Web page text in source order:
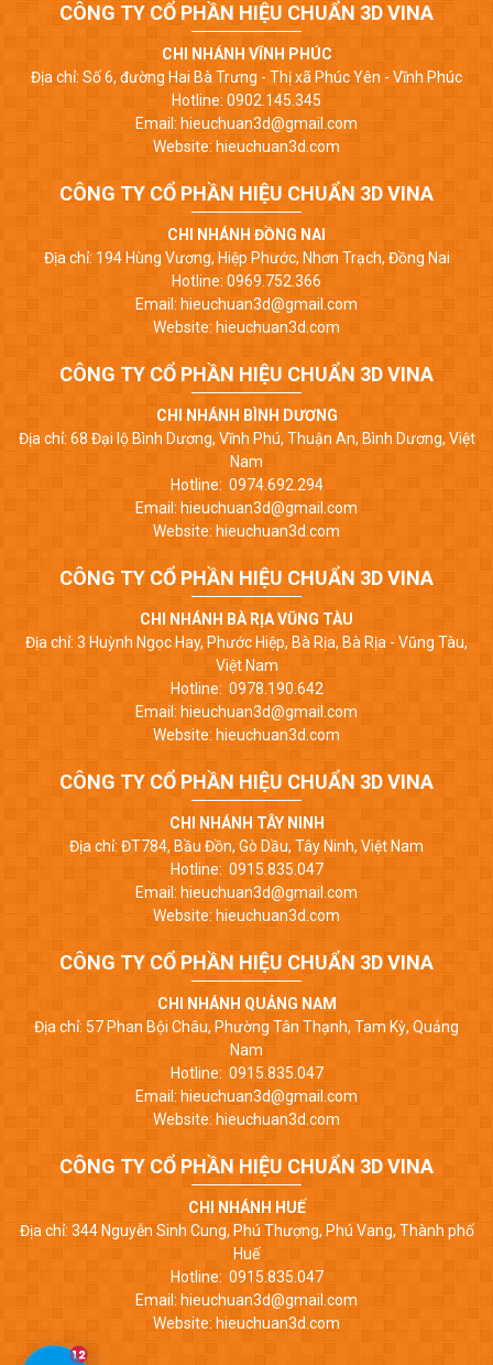
CÔNG TY CỔ PHẦN HIỆU CHUẨN 3D VINA
CHI NHÁNH VĨNH PHÚC
Địa chỉ: Số 6, đường Hai Bà Trưng - Thị xã Phúc Yên - Vĩnh Phúc
Hotline: 0902.145.345
Email: hieuchuan3d@gmail.com
Website: hieuchuan3d.com
CÔNG TY CỔ PHẦN HIỆU CHUẨN 3D VINA
CHI NHÁNH ĐỒNG NAI
Địa chỉ: 194 Hùng Vương, Hiệp Phước, Nhơn Trạch, Đồng Nai
Hotline: 0969.752.366
Email: hieuchuan3d@gmail.com
Website: hieuchuan3d.com
CÔNG TY CỔ PHẦN HIỆU CHUẨN 3D VINA
CHI NHÁNH BÌNH DƯƠNG
Địa chỉ: 68 Đại lộ Bình Dương, Vĩnh Phú, Thuận An, Bình Dương, Việt
Nam
Hotline: 0974.692.294
Email: hieuchuan3d@gmail.com
Website: hieuchuan3d.com
CÔNG TY CỔ PHẦN HIỆU CHUẨN 3D VINA
CHI NHÁNH BÀ RỊA VŨNG TÀU
Địa chỉ: 3 Huỳnh Ngọc Hay, Phước Hiệp, Bà Rịa, Bà Rịa - Vũng Tàu,
Việt Nam
Hotline: 0978.190.642
Email: hieuchuan3d@gmail.com
Website: hieuchuan3d.com
CÔNG TY CỔ PHẦN HIỆU CHUẨN 3D VINA
CHI NHÁNH TÂY NINH
Địa chỉ: ĐT784, Bầu Đồn, Gò Dầu, Tây Ninh, Việt Nam
Hotline: 0915.835.047
Email: hieuchuan3d@gmail.com
Website: hieuchuan3d.com
CÔNG TY CỔ PHẦN HIỆU CHUẨN 3D VINA
CHI NHÁNH QUẢNG NAM
Địa chỉ: 57 Phan Bội Châu, Phường Tân Thạnh, Tam Kỳ, Quảng
Nam
Hotline: 0915.835.047
Email: hieuchuan3d@gmail.com
Website: hieuchuan3d.com
CÔNG TY CỔ PHẦN HIỆU CHUẨN 3D VINA
CHI NHÁNH HUẾ
Địa chỉ: 344 Nguyễn Sinh Cung, Phú Thượng, Phú Vang, Thành phố
Huế
Hotline: 0915.835.047
Email: hieuchuan3d@gmail.com
Website: hieuchuan3d.com